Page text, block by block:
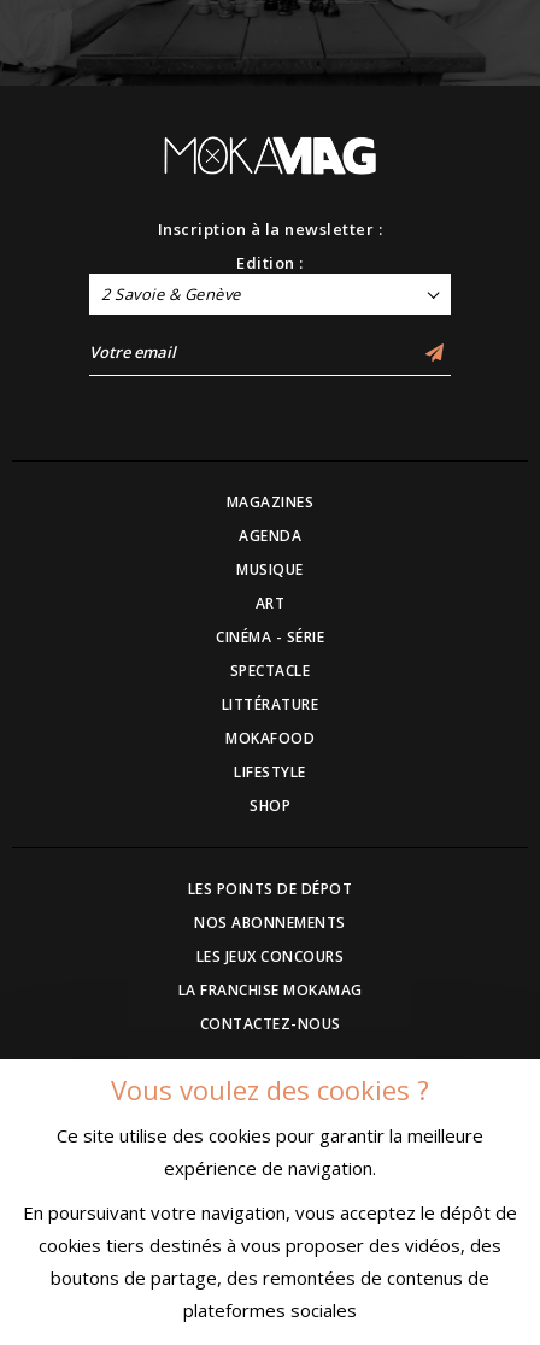
Inscription à la newsletter :
Edition :
2 Savoie & Genève
MAGAZINES
AGENDA
MUSIQUE
ART
CINÉMA - SÉRIE
SPECTACLE
LITTÉRATURE
MOKAFOOD
LIFESTYLE
SHOP
LES POINTS DE DÉPOT
NOS ABONNEMENTS
LES JEUX CONCOURS
LA FRANCHISE MOKAMAG
CONTACTEZ-NOUS
DEVENEZ ANNONCEUR
COMMUNIQUEZ UN EVENEMENT
CONDITIONS GÉNÉRALES DE VENTE
MENTIONS LÉGALES
CONFIDENTIALITÉ
Vous voulez des cookies ?
Ce site utilise des cookies pour garantir la meilleure
expérience de navigation.
En poursuivant votre navigation, vous acceptez le dépôt de
cookies tiers destinés à vous proposer des vidéos, des
boutons de partage, des remontées de contenus de
plateformes sociales